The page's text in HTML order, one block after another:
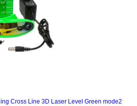
Cross Line 3D Laser Level Green mode2